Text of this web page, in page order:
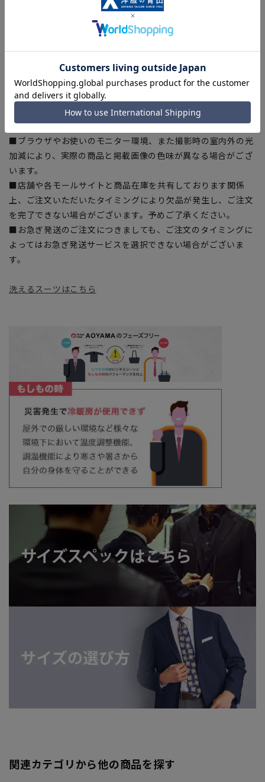
■商品画像はサンプルのため、色味やサイズ等の仕様に変更が
ある場合がございますので、予めご了承ください。
■ゆとり感には個人差があります。サイズ表を確認の上、ご購
入の目安としてご利用ください。
■生地や仕様・デザインにより、着用感や実際のサイズ表に若
干の誤差が生じる場合がございます。予めご了承ください。
■サイズスペックは仕上がりサイズを記載しております。一
部、商品現物におすすめサイズ(ヌードサイズ)を記載している
商品もございます。
■ブラウザやお使いのモニター環境、また撮影時の室内外の光
加減により、実際の商品と掲載画像の色味が異なる場合がござ
います。
■店舗や各モールサイトと商品在庫を共有しております関係
上、ご注文いただいたタイミングにより欠品が発生し、ご注文
を完了できない場合がございます。予めご了承ください。
■お急ぎ発送のご注文につきましても、ご注文のタイミングに
よってはお急ぎ発送サービスを選択できない場合がございま
す。
洗えるスーツはこちら
関連カテゴリから他の商品を探す